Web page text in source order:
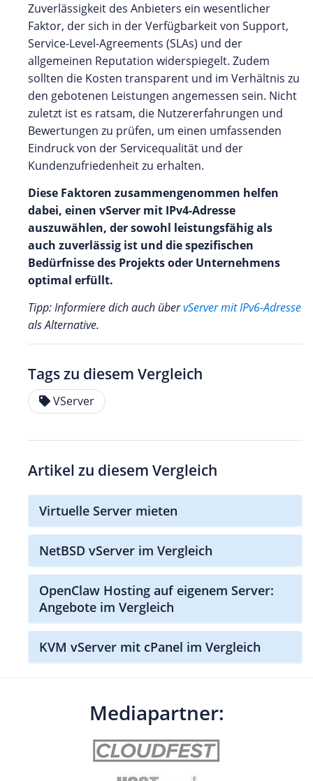
Zuverlässigkeit des Anbieters ein wesentlicher
Faktor, der sich in der Verfügbarkeit von Support,
Service-Level-Agreements (SLAs) und der
allgemeinen Reputation widerspiegelt. Zudem
sollten die Kosten transparent und im Verhältnis zu
den gebotenen Leistungen angemessen sein. Nicht
zuletzt ist es ratsam, die Nutzererfahrungen und
Bewertungen zu prüfen, um einen umfassenden
Eindruck von der Servicequalität und der
Kundenzufriedenheit zu erhalten.
Diese Faktoren zusammengenommen helfen
dabei, einen vServer mit IPv4-Adresse
auszuwählen, der sowohl leistungsfähig als
auch zuverlässig ist und die spezifischen
Bedürfnisse des Projekts oder Unternehmens
optimal erfüllt.
Tipp: Informiere dich auch übervServer mit IPv6-Adresse
als Alternative.
Tags zu diesem Vergleich
VServer
Artikel zu diesem Vergleich
Virtuelle Server mieten
NetBSD vServer im Vergleich
OpenClaw Hosting auf eigenem Server:
Angebote im Vergleich
KVM vServer mit cPanel im Vergleich
Mediapartner: